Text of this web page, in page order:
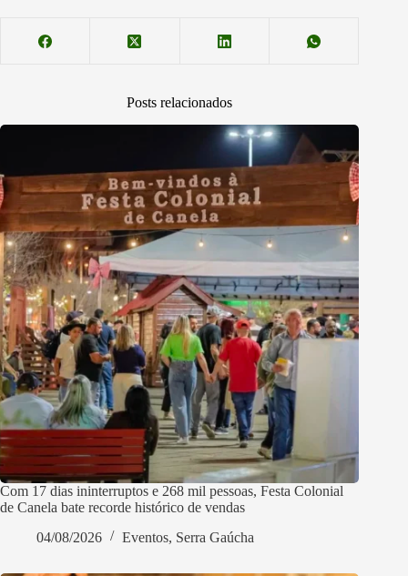
Posts relacionados
Com 17 dias ininterruptos e 268 mil pessoas, Festa Colonial
de Canela bate recorde histórico de vendas
04/08/2026
Eventos, Serra Gaúcha